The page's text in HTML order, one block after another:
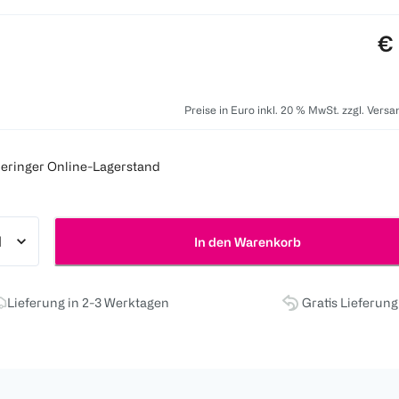
€
Preise in Euro inkl. 20 % MwSt. zzgl.
Online-Lagerstand
In den Warenkorb
Lieferung in 2-3 Werktagen Gratis